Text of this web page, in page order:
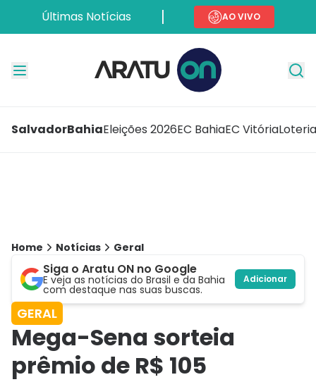
Últimas Notícias AO VIVO
SalvadorBahiaEleições 2026EC BahiaEC Vitória
Home Notícias Geral
Siga o Aratu ON no Google
E veja as notícias do Brasil e da Bahia
com destaque nas suas buscas.
Adicionar
GERAL
Mega-Sena sorteia
prêmio de R$ 105